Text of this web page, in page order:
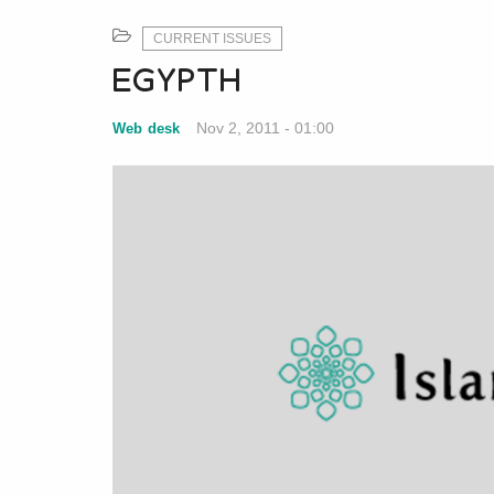
CURRENT ISSUES
EGYPTH
Web desk Nov 2, 2011 - 01:00